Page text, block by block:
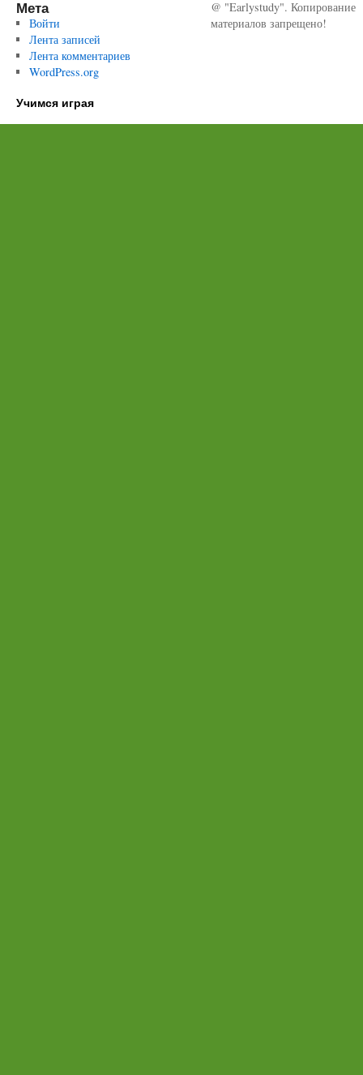
Мета
Войти
Лента записей
Лента комментариев
WordPress.org
@ "Earlystudy". Копирование
материалов запрещено!
Учимся играя